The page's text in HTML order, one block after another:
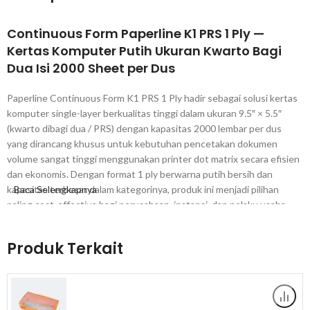
Continuous Form Paperline K1 PRS 1 Ply —
Kertas Komputer Putih Ukuran Kwarto Bagi
Dua Isi 2000 Sheet per Dus
Paperline Continuous Form K1 PRS 1 Ply hadir sebagai solusi kertas
komputer single-layer berkualitas tinggi dalam ukuran 9.5″ × 5.5″
(kwarto dibagi dua / PRS) dengan kapasitas 2000 lembar per dus
yang dirancang khusus untuk kebutuhan pencetakan dokumen
volume sangat tinggi menggunakan printer dot matrix secara efisien
dan ekonomis. Dengan format 1 ply berwarna putih bersih dan
kapasitas terbesar dalam kategorinya, produk ini menjadi pilihan
paling cost-effective bagi perusahaan, instansi, dan pelaku usaha
Baca Selengkapnya
Produk Terkait